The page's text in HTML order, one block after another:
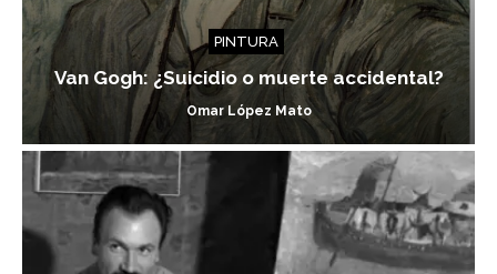
PINTURA
Van Gogh: ¿Suicidio o muerte accidental?
Omar López Mato